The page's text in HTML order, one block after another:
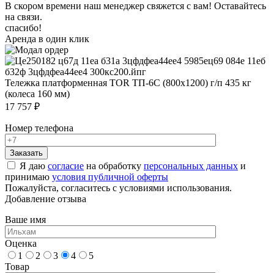
В скором времени наш менеджер свяжется с вам! Оставайтесь
на связи.
спасибо!
Аренда в один клик
Тележка платформенная TOR ТП-6С (800х1200) г/п 435 кг
(колеса 160 мм)
17 757 ₽
Номер телефона
Я даю согласие на обработку персональных данных и
принимаю условия публичной оферты
Пожалуйста, согласитесь с условиями использования.
Добавление отзыва
Ваше имя
Оценка
1
2 3 4
5
Товар